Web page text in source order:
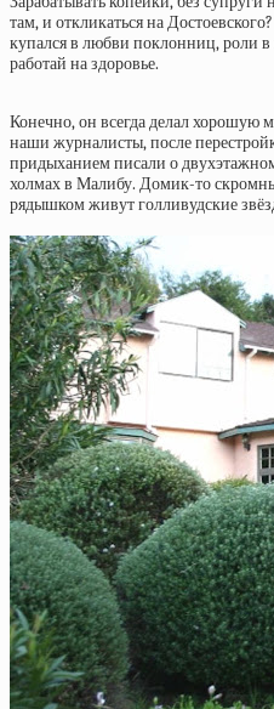
там, и откликаться на
купался в любви поклонниц, роли
работай на здоровье.
Конечно, он всегда делал хорошую
наши журналисты, после
придыханием писали о
холмах в Малибу. Домик-то
рядышком живут голливудские